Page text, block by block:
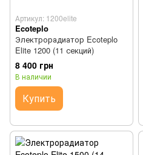
Артикул: 1200elite
Ecoteplo
Электрорадиатор Ecoteplo
Elite 1200 (11 секций)
8 400 грн
В наличии
Купить